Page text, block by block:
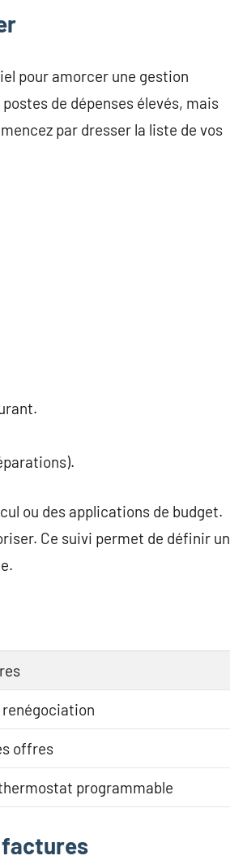
pour amorcer une gestion
de dépenses élevés, mais
par dresser la liste de vos
ou des applications de budget.
Ce suivi permet de définir un
renégociation
offres
programmable